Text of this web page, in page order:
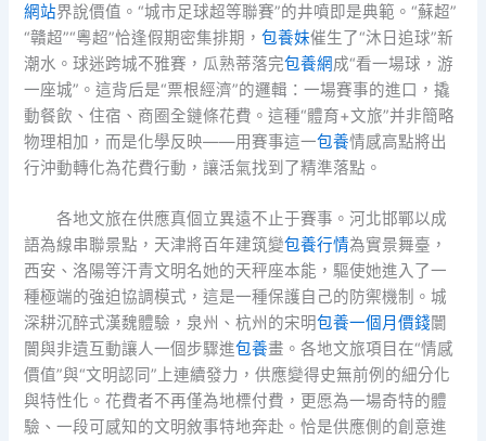
網站界說價值。“城市足球超等聯賽”的井噴即是典範。“蘇超”
“贛超”“粵超”恰逢假期密集排期，包養妹催生了“沐日追球”新
潮水。球迷跨城不雅賽，瓜熟蒂落完包養網成“看一場球，游
一座城”。這背后是“票根經濟”的邏輯：一場賽事的進口，撬
動餐飲、住宿、商圈全鏈條花費。這種“體育+文旅”并非簡略
物理相加，而是化學反映——用賽事這一包養情感高點將出
行沖動轉化為花費行動，讓活氣找到了精準落點。
各地文旅在供應真個立異遠不止于賽事。河北邯鄲以成
語為線串聯景點，天津將百年建筑變包養行情為實景舞臺，
西安、洛陽等汗青文明名她的天秤座本能，驅使她進入了一
種極端的強迫協調模式，這是一種保護自己的防禦機制。城
深耕沉醉式漢魏體驗，泉州、杭州的宋明包養一個月價錢闤
闠與非遺互動讓人一個步驟進包養畫。各地文旅項目在“情感
價值”與“文明認同”上連續發力，供應變得史無前例的細分化
與特性化。花費者不再僅為地標付費，更愿為一場奇特的體
驗、一段可感知的文明敘事特地奔赴。恰是供應側的創意進